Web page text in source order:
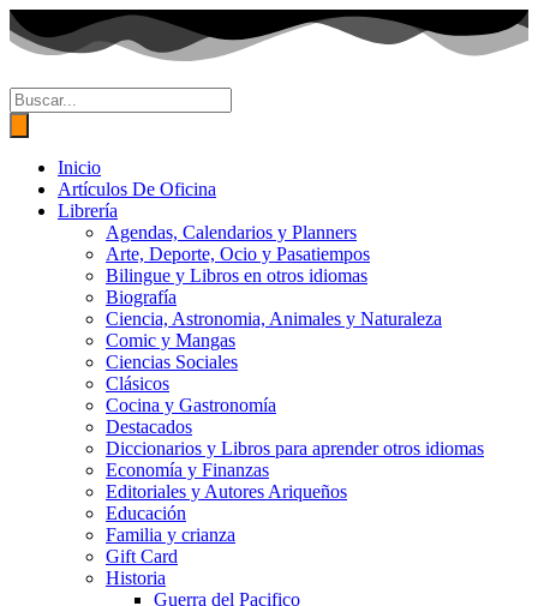
Ir
al
contenido
Búsqueda
de
productos
Inicio
Artículos De Oficina
Librería
Agendas, Calendarios y Planners
Arte, Deporte, Ocio y Pasatiempos
Bilingue y Libros en otros idiomas
Biografía
Ciencia, Astronomia, Animales y Naturaleza
Comic y Mangas
Ciencias Sociales
Clásicos
Cocina y Gastronomía
Destacados
Diccionarios y Libros para aprender otros idiomas
Economía y Finanzas
Editoriales y Autores Ariqueños
Educación
Familia y crianza
Gift Card
Historia
Guerra del Pacifico